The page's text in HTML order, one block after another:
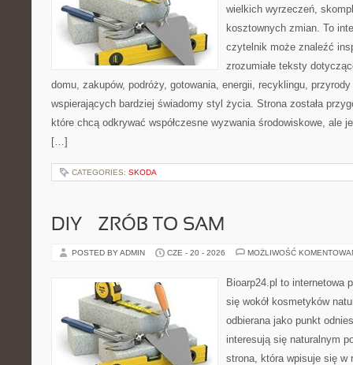
wielkich wyrzeczeń,
kosztownych zmian. To
czytelnik może znaleźć
zrozumiałe teksty
domu, zakupów, podróży, gotowania, energii, recyklingu,
wspierających bardziej świadomy styl życia. Strona została
które chcą odkrywać współczesne wyzwania środowiskowe, ale
[…]
CATEGORIES: SKODA
DIY – ZRÓB TO SAM
POSTED BY ADMIN CZE - 20 - 2026 MOŻLIWOŚĆ
Bioarp24.pl to internetowa
się wokół kosmetyków
odbierana jako punkt
interesują się naturalnym
strona, która wpisuje się w